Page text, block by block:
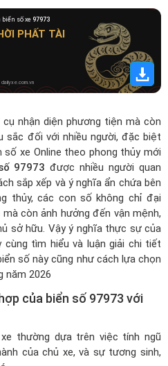
số xe 97973
PHẤT TÀI
dailyxe.com.vn
nhận diện phương tiện mà còn
sắc đối với nhiều người, đặc biệt
số xe Online theo phong thủy mới
97973 được nhiều người quan
sắp xếp và ý nghĩa ẩn chứa bên
thủy, các con số không chỉ đại
còn ảnh hưởng đến vận mệnh,
sở hữu. Vậy ý nghĩa thực sự của
cùng tìm hiểu và luận giải chi tiết
số này cũng như cách lựa chọn
năm 2026
của biển số 97973 với
thường dựa trên việc tính ngũ
của chủ xe, và sự tương sinh,